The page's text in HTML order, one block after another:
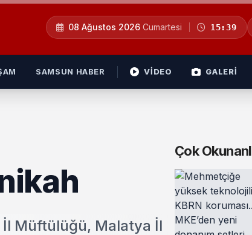
08 Ağustos 2026 Cumartesi 15:39
SAMSUN HABER VİDEO GALERİ
Müftülüğü, Malatya İl
Çok